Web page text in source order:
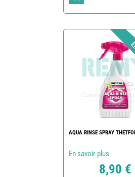
AQUA RINSE SPRAY
En savoir plus
8,90 €